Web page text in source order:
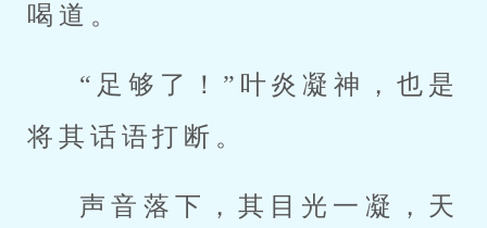
喝道。
“足够了！”叶炎凝神，也是
将其话语打断。
声音落下，其目光一凝，天